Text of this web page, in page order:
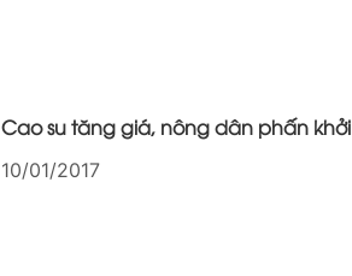
Cao su tăng giá, nông dân phấn khởi
10/01/2017